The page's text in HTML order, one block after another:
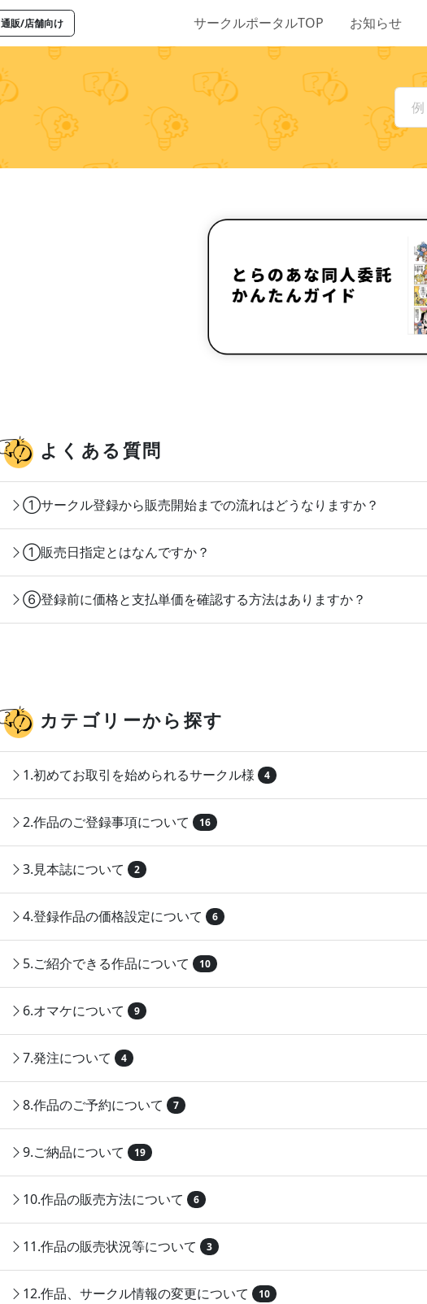
通販/店舗向け サークルポータルTOP お知らせ
よくある質問
①サークル登録から販売開始までの流れはどうなりますか？
①販売日指定とはなんですか？
⑥登録前に価格と支払単価を確認する方法はありますか？
カテゴリーから探す
1.初めてお取引を始められるサークル様 4
2.作品のご登録事項について 16
3.見本誌について 2
4.登録作品の価格設定について 6
5.ご紹介できる作品について 10
6.オマケについて 9
7.発注について 4
8.作品のご予約について 7
9.ご納品について 19
10.作品の販売方法について 6
11.作品の販売状況等について 3
12.作品、サークル情報の変更について 10